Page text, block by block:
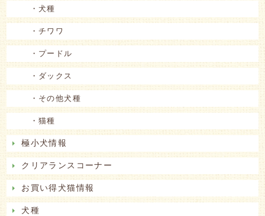
・犬種
・チワワ
・プードル
・ダックス
・その他犬種
・猫種
極小犬情報
クリアランスコーナー
お買い得犬猫情報
犬種